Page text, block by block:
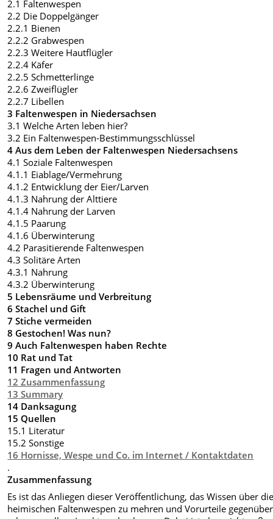
2.1 Faltenwespen
2.2 Die Doppelgänger
2.2.1 Bienen
2.2.2 Grabwespen
2.2.3 Weitere Hautflügler
2.2.4 Käfer
2.2.5 Schmetterlinge
2.2.6 Zweiflügler
2.2.7 Libellen
3 Faltenwespen in Niedersachsen
3.1 Welche Arten leben hier?
3.2 Ein Faltenwespen-Bestimmungsschlüssel
4 Aus dem Leben der Faltenwespen Niedersachsens
4.1 Soziale Faltenwespen
4.1.1 Eiablage/Vermehrung
4.1.2 Entwicklung der Eier/Larven
4.1.3 Nahrung der Alttiere
4.1.4 Nahrung der Larven
4.1.5 Paarung
4.1.6 Überwinterung
4.2 Parasitierende Faltenwespen
4.3 Solitäre Arten
4.3.1 Nahrung
4.3.2 Überwinterung
5 Lebensräume und Verbreitung
6 Stachel und Gift
7 Stiche vermeiden
8 Gestochen! Was nun?
9 Auch Faltenwespen haben Rechte
10 Rat und Tat
11 Fragen und Antworten
12 Zusammenfassung
13 Summary
14 Danksagung
15 Quellen
15.1 Literatur
15.2 Sonstige
16 Hornisse, Wespe und Co. im Internet / Kontaktdaten
.
Zusammenfassung
Es ist das Anliegen dieser Veröffentlichung, das Wissen über
heimischen Faltenwespen zu mehren und Vorurteile gegenüber